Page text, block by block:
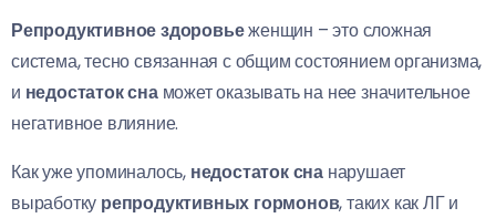
Репродуктивное здоровьеженщин – это сложная
система, тесно связанная с общим состоянием организма,
и недостаток снаможет оказывать на нее значительное
негативное влияние.
Как уже упоминалось, недостаток сна нарушает
выработку репродуктивных гормонов, таких как ЛГ и